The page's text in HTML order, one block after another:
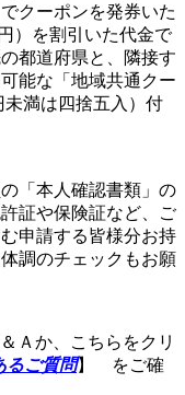
クーポンを発券いた
）を割引いた代金で
都道府県と、隣接す
能な「地域共通クー
未満は四捨五入）付
「本人確認書類」の
証や保険証など、ご
申請する皆様分お持
調のチェックもお願
Ａか、こちらをクリ
るご質問】 をご確